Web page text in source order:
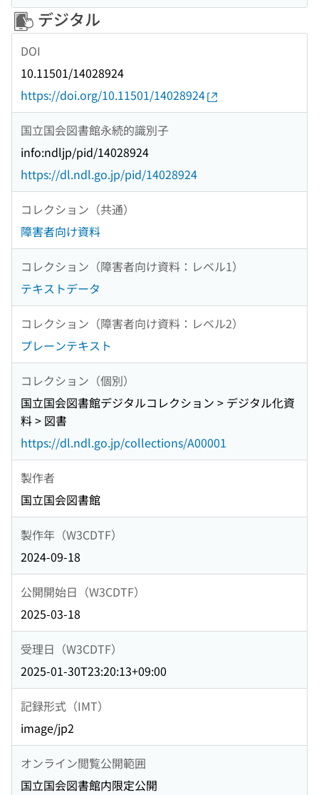
デジタル
DOI
10.11501/14028924
https://doi.org/10.11501/14028924
国立国会図書館永続的識別子
info:ndljp/pid/14028924
https://dl.ndl.go.jp/pid/14028924
コレクション（共通）
障害者向け資料
コレクション（障害者向け資料：レベル1）
テキストデータ
コレクション（障害者向け資料：レベル2）
プレーンテキスト
コレクション（個別）
国立国会図書館デジタルコレクション > デジタル化資
料 > 図書
https://dl.ndl.go.jp/collections/A00001
製作者
国立国会図書館
製作年（W3CDTF）
2024-09-18
公開開始日（W3CDTF）
2025-03-18
受理日（W3CDTF）
2025-01-30T23:20:13+09:00
記録形式（IMT）
image/jp2
オンライン閲覧公開範囲
国立国会図書館内限定公開